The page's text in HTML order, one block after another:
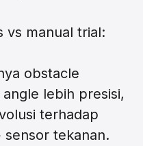
vs manual trial:
obstacle
lebih presisi,
terhadap
sensor tekanan.